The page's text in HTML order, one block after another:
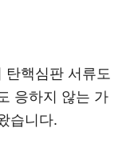
핵심판 서류도
응하지 않는 가
습니다.